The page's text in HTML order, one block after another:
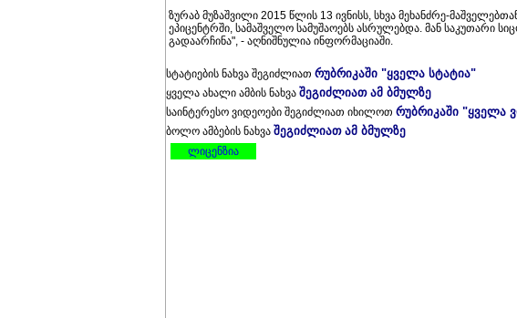
ზურაბ მუზაშვილი 2015 წლის 13 ივნისს, სხვა მეხანძრე-
ეპიცენტრში, სამაშველო სამუშაოებს ასრულებდა. მან საკუთარი
გადაარჩინა", - აღნიშნულია ინფორმაციაში.
სტატიების ნახვა შეგიძლიათ რუბრიკაში "ყველა სტატია"
ყველა ახალი ამბის ნახვა შეგიძლიათ ამ ბმულზე
საინტერესო ვიდეოები შეგიძლიათ იხილოთ რუბრიკაში "ყველა
ბოლო ამბების ნახვა შეგიძლიათ ამ ბმულზე
ლიცენზია